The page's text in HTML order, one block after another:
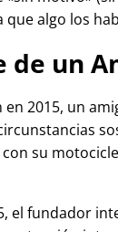
que algo los
de un
2015, un
su
el fundador